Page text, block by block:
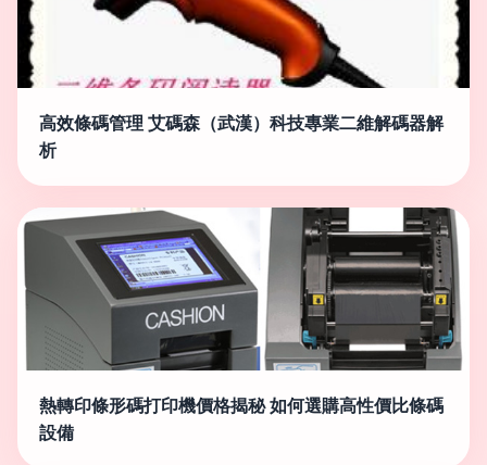
高效條碼管理 艾碼森（武漢）科技專業二維解碼器解
析
熱轉印條形碼打印機價格揭秘 如何選購高性價比條碼
設備